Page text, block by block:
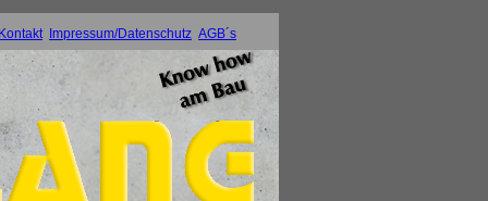
Impressum/Datenschutz AGB´s